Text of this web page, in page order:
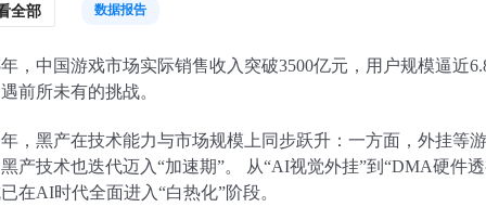
全部 数据报告
年，中国游戏市场实际销售收入突破3500亿元，用户规模逼近
前所未有的挑战。
，黑产在技术能力与市场规模上同步跃升：一方面，外挂等
产技术也迭代迈入“加速期”。 从“AI视觉外挂”到“DMA硬件
在AI时代全面进入“白热化”阶段。